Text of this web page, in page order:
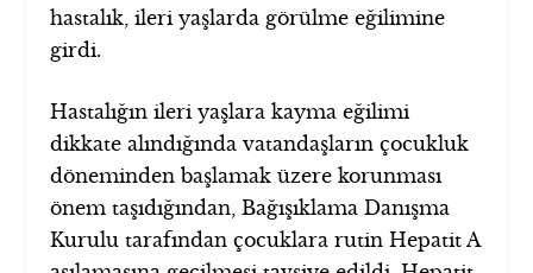
hastalık, ileri yaşlarda görülme eğilimine
girdi.
Hastalığın ileri yaşlara kayma eğilimi
dikkate alındığında vatandaşların çocukluk
döneminden başlamak üzere korunması
önem taşıdığından, Bağışıklama Danışma
Kurulu tarafından çocuklara rutin Hepatit A